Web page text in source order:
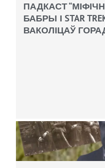
ПАДКАСТ
БАБРЫ І STAR
ВАКОЛІЦАЎ